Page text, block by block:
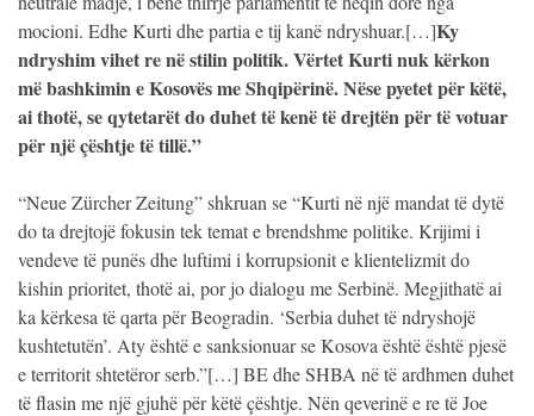
mocioni. Edhe Kurti dhe partia e tij kanë ndryshuar.[…]Ky
ndryshim vihet re në stilin politik. Vërtet Kurti nuk kërkon
më bashkimin e Kosovës me Shqipërinë. Nëse pyetet për këtë,
ai thotë, se qytetarët do duhet të kenë të drejtën për të votuar
për një çështje të tillë.”
“Neue Zürcher Zeitung” shkruan se “Kurti në një mandat të dytë
do ta drejtojë fokusin tek temat e brendshme politike. Krijimi i
vendeve të punës dhe luftimi i korrupsionit e klientelizmit do
kishin prioritet, thotë ai, por jo dialogu me Serbinë. Megjithatë ai
ka kërkesa të qarta për Beogradin. ‘Serbia duhet të ndryshojë
kushtetutën’. Aty është e sanksionuar se Kosova është është pjesë
e territorit shtetëror serb.”[…] BE dhe SHBA në të ardhmen duhet
të flasin me një gjuhë për këtë çështje. Nën qeverinë e re të Joe